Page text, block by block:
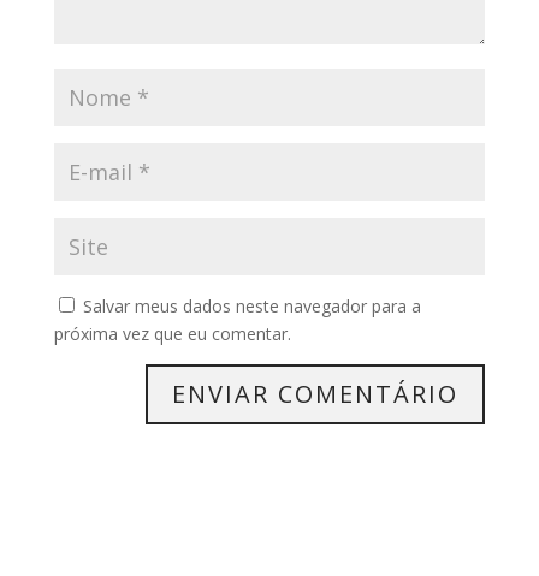
Salvar meus dados neste navegador para a
próxima vez que eu comentar.